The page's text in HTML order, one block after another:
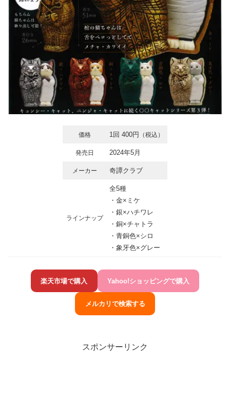
価格 1回 400円 （税込）
発売日 2024年5月
メーカー 奇譚クラブ
ラインナップ
全5種
・金×ミケ
・銀×ハチワレ
・銅×チャトラ
・青銅色×シロ
・象牙色×グレー
楽天市場で購入 Yahoo!ショッピングで購入
メルカリで検索する
スポンサーリンク